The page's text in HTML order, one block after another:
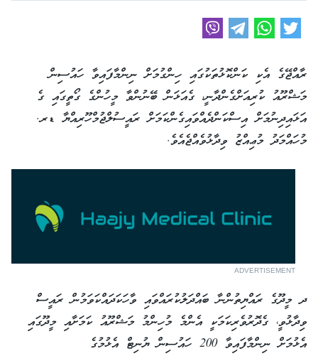
ރާއްޖޭގެ އެކި ކަންކޮޅުތަކުގައި ހިންގުމަށް ނިންމާފައިވާ ހައުސިން
މަޝްރޫއު ކުރިއަށްގެންދާނީ، ގެއަޅަން ބޭނުންވާ މީހުންގެ ގޯތީގައި ގެ
އަޅައިދިނުމަށް އިސްކަންދެއްވައިގެންކަމަށް ރައީސުލްޖުމްހޫރިއްޔާ ޑރ.
މުހައްމަދު މުޢިއްޒު ވިދާޅުވެއްޖެއެވެ.
ADVERTISEMENT
ދ މީދޫގެ ރައްޔިތުންނާ ބައްދަލުކުރައްވައި ވާހަކަދައްކަވަމުން ރައީސް
ވިދާޅުވީ، ގެދޮރުވެރިކަމަކީ އެންމެ މުހިންމު މަޝްރޫއު ކަމަށާއި މީދޫގައި
އެޅުމަށް ނިންމާފައިވާ 200 ހައުސިން ޔުނިޓް އެޅުމުގެ